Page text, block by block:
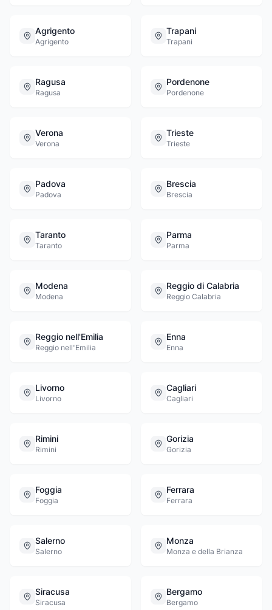
Agrigento
Agrigento
Trapani
Trapani
Ragusa
Ragusa
Pordenone
Pordenone
Verona
Verona
Trieste
Trieste
Padova
Padova
Brescia
Brescia
Taranto
Taranto
Parma
Parma
Modena
Modena
Reggio di Calabria
Reggio Calabria
Reggio nell'Emilia
Reggio nell'Emilia
Enna
Enna
Livorno
Livorno
Cagliari
Cagliari
Rimini
Rimini
Gorizia
Gorizia
Foggia
Foggia
Ferrara
Ferrara
Salerno
Salerno
Monza
Monza e della Brianza
Siracusa
Siracusa
Bergamo
Bergamo